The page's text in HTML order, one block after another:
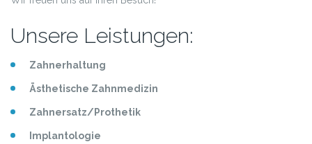
Unsere Leistungen:
Zahnerhaltung
Ästhetische Zahnmedizin
Zahnersatz/Prothetik
Implantologie